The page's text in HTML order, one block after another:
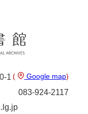
1 ( Google map)
083-924-2117